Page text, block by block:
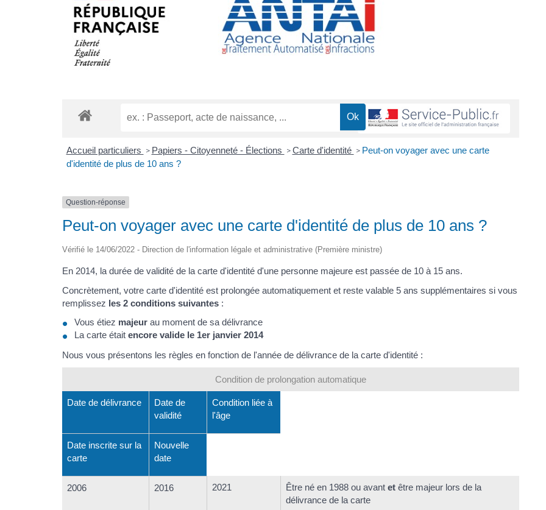
Accueil particuliers > Papiers - Citoyenneté - Élections > Carte d'identité > Peut-on voyager avec une carte
d'identité de plus de 10 ans ?
Question-réponse
Peut-on voyager avec une carte d'identité de plus de 10 ans ?
Vérifié le 14/06/2022 - Direction de l'information légale et administrative (Première ministre)
En 2014, la durée de validité de la carte d'identité d'une personne majeure est passée de 10 à 15 ans.
Concrètement, votre carte d'identité est prolongée automatiquement et reste valable 5 ans supplémentaires si vous
remplissez les 2 conditions suivantes :
Vous étiez majeur au moment de sa délivrance
La carte était encore valide le 1er janvier 2014
Nous vous présentons les règles en fonction de l'année de délivrance de la carte d'identité :
Condition de prolongation automatique
Date de délivrance
Date de
validité
Condition liée à
l'âge
Date inscrite sur la
carte
Nouvelle
date
2006 2016 2021 Être né en 1988 ou avant et être majeur lors de la
délivrance de la carte